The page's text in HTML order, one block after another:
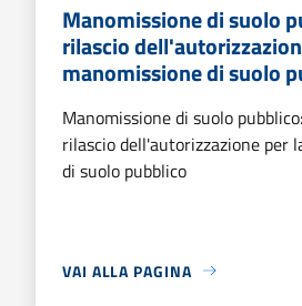
Manomissione di suolo
rilascio
manomissione di suolo
Manomissione di suolo
rilascio dell'autorizzazione per
di suolo pubblico
VAI ALLA PAGINA